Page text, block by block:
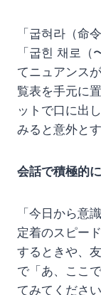
「굽혀라（命
「굽힌 채로
てニュアンス
覧表を手元に
ットで口に出
みると意外と
会話で積極的
「今日から意
定着のスピー
するときや、
で「あ、ここ
てみてください